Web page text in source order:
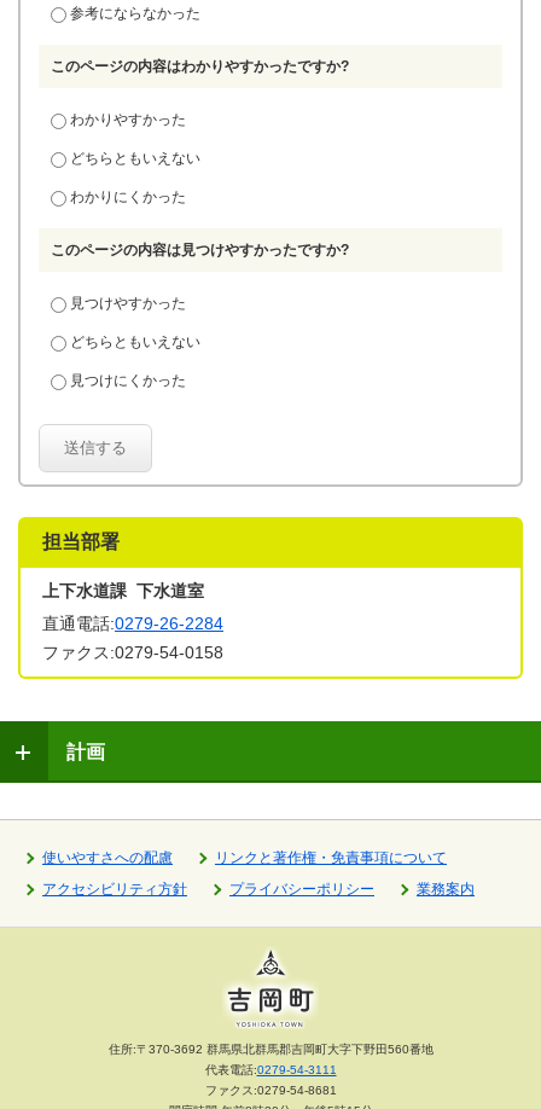
参考にならなかった
このページの内容はわかりやすかったですか?
わかりやすかった
どちらともいえない
わかりにくかった
このページの内容は見つけやすかったですか?
見つけやすかった
どちらともいえない
見つけにくかった
送信する
担当部署
上下水道課 下水道室
直通電話:0279-26-2284
ファクス:0279-54-0158
計画
使いやすさへの配慮
リンクと著作権・免責事項について
アクセシビリティ方針
プライバシーポリシー 業務案内
住所:〒370-3692 群馬県北群馬郡吉岡町大字下野田560番地
代表電話:0279-54-3111
ファクス:0279-54-8681